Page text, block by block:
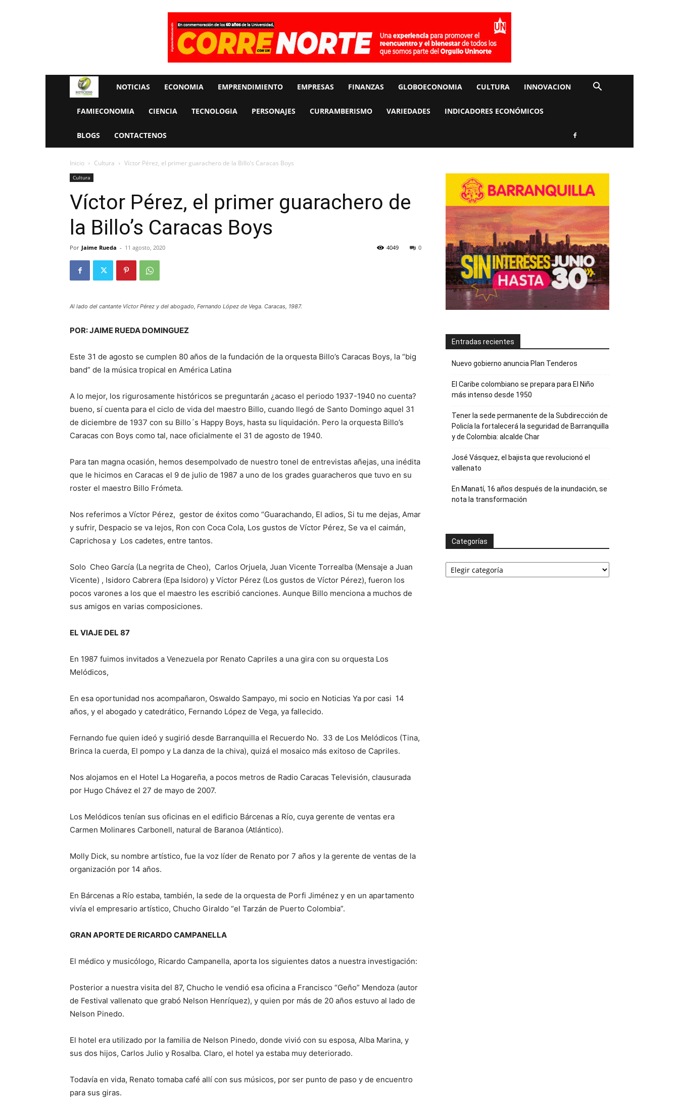
Rueda
La
Economia
NOTICIAS ECONOMIA EMPRENDIMIENTO EMPRESAS FINANZAS GLOBOECONOMIA CULTURA INNOVACION
FAMIECONOMIA CIENCIA TECNOLOGIA PERSONAJES CURRAMBERISMO VARIEDADES INDICADORES ECONÓMICOS
BLOGS CONTACTENOS
Inicio Cultura Víctor Pérez, el primer guarachero de la Billo’s Caracas Boys
Cultura
Víctor Pérez, el primer guarachero de
la Billo’s Caracas Boys
Por Jaime Rueda - 11 agosto, 2020 0
4049
Al lado del cantante Víctor Pérez y del abogado, Fernando López de Vega. Caracas, 1987.
POR: JAIME RUEDA DOMINGUEZ
Este 31 de agosto se cumplen 80 años de la fundación de la orquesta Billo’s Caracas Boys, la “big
band” de la música tropical en América Latina
A lo mejor, los rigurosamente históricos se preguntarán ¿acaso el periodo 1937-1940 no cuenta?
bueno, sí cuenta para el ciclo de vida del maestro Billo, cuando llegó de Santo Domingo aquel 31
de diciembre de 1937 con su Billo´s Happy Boys, hasta su liquidación. Pero la orquesta Billo’s
Caracas con Boys como tal, nace oficialmente el 31 de agosto de 1940.
Para tan magna ocasión, hemos desempolvado de nuestro tonel de entrevistas añejas, una inédita
que le hicimos en Caracas el 9 de julio de 1987 a uno de los grades guaracheros que tuvo en su
roster el maestro Billo Frómeta.
Nos referimos a Víctor Pérez, gestor de éxitos como “Guarachando, El adios, Si tu me dejas, Amar
y sufrir, Despacio se va lejos, Ron con Coca Cola, Los gustos de Víctor Pérez, Se va el caimán,
Caprichosa y Los cadetes, entre tantos.
Solo Cheo García (La negrita de Cheo), Carlos Orjuela, Juan Vicente Torrealba (Mensaje a Juan
Vicente) , Isidoro Cabrera (Epa Isidoro) y Víctor Pérez (Los gustos de Víctor Pérez), fueron los
pocos varones a los que el maestro les escribió canciones. Aunque Billo menciona a muchos de
sus amigos en varias composiciones.
EL VIAJE DEL 87
En 1987 fuimos invitados a Venezuela por Renato Capriles a una gira con su orquesta Los
Melódicos,
En esa oportunidad nos acompañaron, Oswaldo Sampayo, mi socio en Noticias Ya por casi 14
años, y el abogado y catedrático, Fernando López de Vega, ya fallecido.
Fernando fue quien ideó y sugirió desde Barranquilla el Recuerdo No. 33 de Los Melódicos (Tina,
Brinca la cuerda, El pompo y La danza de la chiva), quizá el mosaico más exitoso de Capriles.
Nos alojamos en el Hotel La Hogareña, a pocos metros de Radio Caracas Televisión, clausurada
por Hugo Chávez el 27 de mayo de 2007.
Los Melódicos tenían sus oficinas en el edificio Bárcenas a Río, cuya gerente de ventas era
Carmen Molinares Carbonell, natural de Baranoa (Atlántico).
Molly Dick, su nombre artístico, fue la voz líder de Renato por 7 años y la gerente de ventas de la
organización por 14 años.
En Bárcenas a Río estaba, también, la sede de la orquesta de Porfi Jiménez y en un apartamento
vivía el empresario artístico, Chucho Giraldo “el Tarzán de Puerto Colombia”.
GRAN APORTE DE RICARDO CAMPANELLA
El médico y musicólogo, Ricardo Campanella, aporta los siguientes datos a nuestra investigación:
Posterior a nuestra visita del 87, Chucho le vendió esa oficina a Francisco “Geño” Mendoza (autor
de Festival vallenato que grabó Nelson Henríquez), y quien por más de 20 años estuvo al lado de
Nelson Pinedo.
El hotel era utilizado por la familia de Nelson Pinedo, donde vivió con su esposa, Alba Marina, y
sus dos hijos, Carlos Julio y Rosalba. Claro, el hotel ya estaba muy deteriorado.
Todavía en vida, Renato tomaba café allí con sus músicos, por ser punto de paso y de encuentro
para sus giras.
Entradas recientes
Nuevo gobierno anuncia Plan Tenderos
El Caribe colombiano se prepara para El Niño
más intenso desde 1950
Tener la sede permanente de la Subdirección de
Policía la fortalecerá la seguridad de Barranquilla
y de Colombia: alcalde Char
José Vásquez, el bajista que revolucionó el
vallenato
En Manatí, 16 años después de la inundación, se
nota la transformación
Categorías
Categorías